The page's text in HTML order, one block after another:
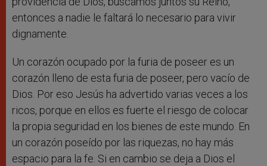
entonces a nadie le faltará lo necesario para vivir
dignamente.
Un corazón ocupado por la furia de poseer es un
corazón lleno de esta furia de poseer, pero vacío de
Dios. Por eso Jesús ha advertido varias veces a los
ricos, porque en ellos es fuerte el riesgo de colocar
la propia seguridad en los bienes de este mundo. En
un corazón poseído por las riquezas, no hay más
espacio para la fe. Si en cambio se deja a Dios el